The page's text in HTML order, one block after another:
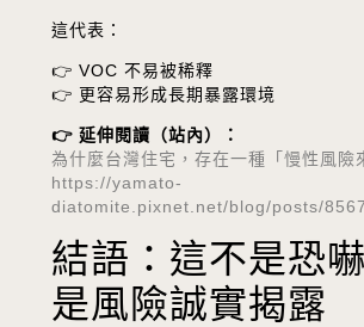
這代表：
👉 VOC 不易被稀釋
👉 更容易形成長期暴露環境
👉 延伸閱讀（站內）：
為什麼台灣住宅，存在一種「慢性風險
https://yamato-
diatomite.pixnet.net/blog/posts/
結語：這不是恐
是風險誠實揭露